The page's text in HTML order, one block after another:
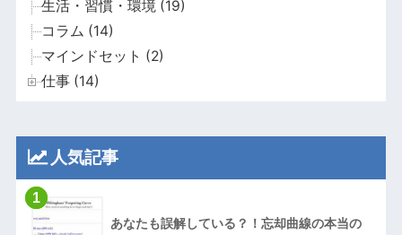
生活・習慣・環境 (19)
コラム (14)
マインドセット (2)
仕事 (14)
人気記事
1
あなたも誤解している？！忘却曲線の本当の